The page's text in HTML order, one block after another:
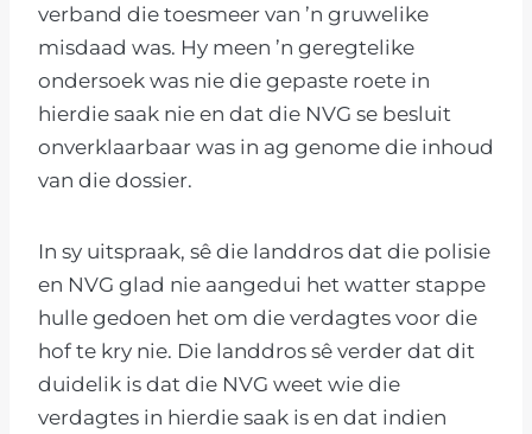
verband die toesmeer van ’n gruwelike
misdaad was. Hy meen ’n geregtelike
ondersoek was nie die gepaste roete in
hierdie saak nie en dat die NVG se besluit
onverklaarbaar was in ag genome die inhoud
van die dossier.
In sy uitspraak, sê die landdros dat die polisie
en NVG glad nie aangedui het watter stappe
hulle gedoen het om die verdagtes voor die
hof te kry nie. Die landdros sê verder dat dit
duidelik is dat die NVG weet wie die
verdagtes in hierdie saak is en dat indien